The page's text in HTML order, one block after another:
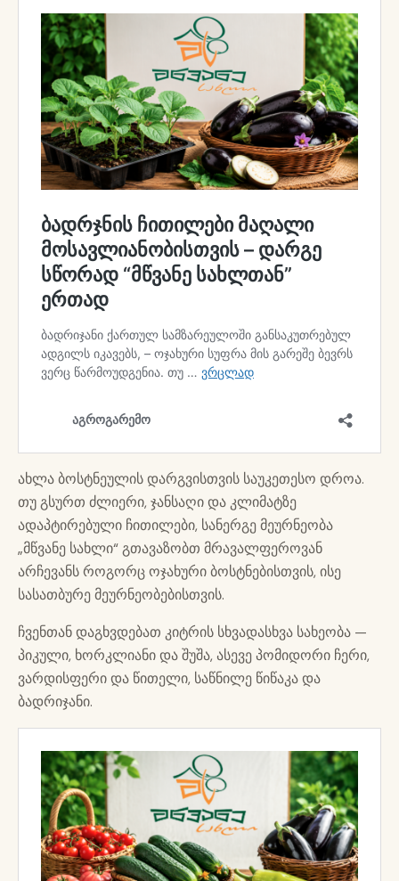
ახლა ბოსტნეულის დარგვისთვის საუკეთესო დროა.
თუ გსურთ ძლიერი, ჯანსაღი და კლიმატზე
ადაპტირებული ჩითილები, სანერგე მეურნეობა
„მწვანე სახლი“ გთავაზობთ მრავალფეროვან
არჩევანს როგორც ოჯახური ბოსტნებისთვის, ისე
სასათბურე მეურნეობებისთვის.
ჩვენთან დაგხვდებათ კიტრის სხვადასხვა სახეობა —
პიკული, ხორკლიანი და შუშა, ასევე პომიდორი ჩერი,
ვარდისფერი და წითელი, საწნილე წიწაკა და
ბადრიჯანი.